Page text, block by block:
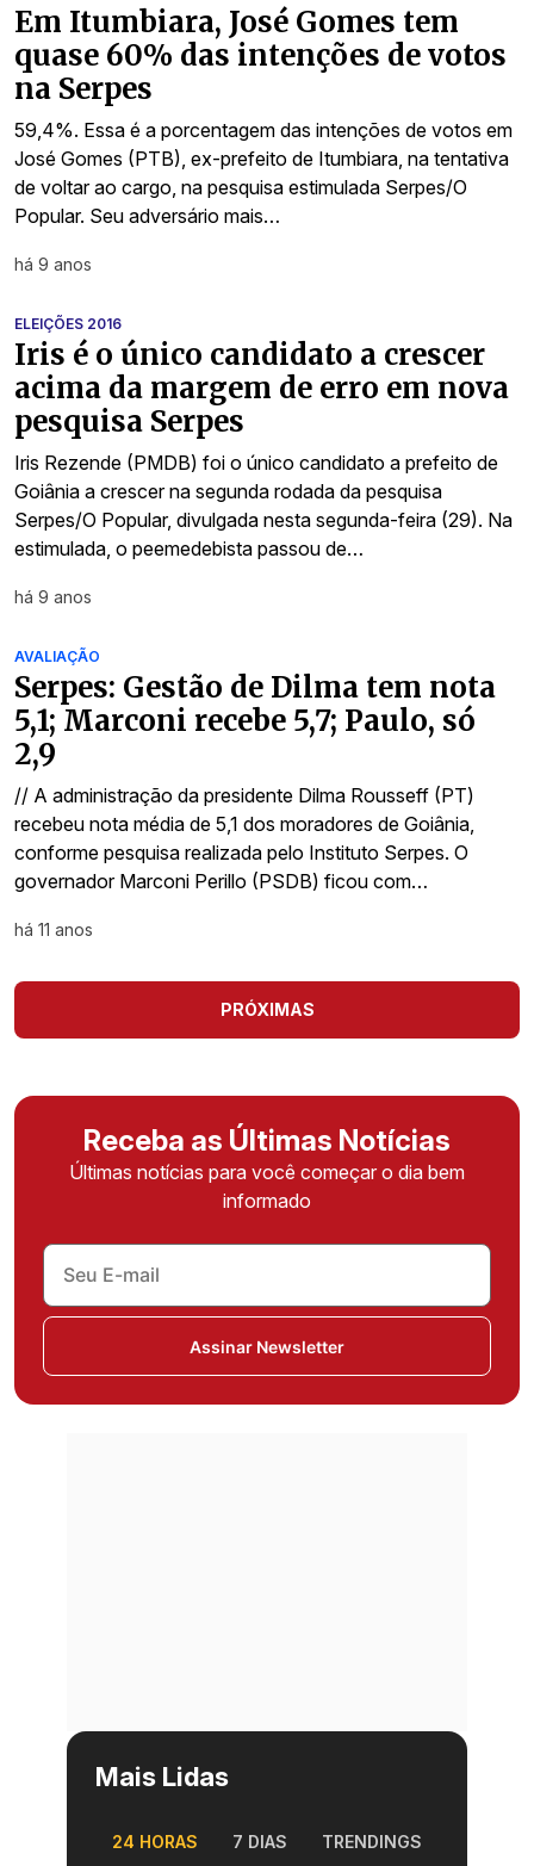
Em Itumbiara, José Gomes tem
quase 60% das intenções de votos
na Serpes
59,4%. Essa é a porcentagem das intenções de votos em
José Gomes (PTB), ex-prefeito de Itumbiara, na tentativa
de voltar ao cargo, na pesquisa estimulada Serpes/O
Popular. Seu adversário mais…
há 9 anos
ELEIÇÕES 2016
Iris é o único candidato a crescer
acima da margem de erro em nova
pesquisa Serpes
Iris Rezende (PMDB) foi o único candidato a prefeito de
Goiânia a crescer na segunda rodada da pesquisa
Serpes/O Popular, divulgada nesta segunda-feira (29). Na
estimulada, o peemedebista passou de…
há 9 anos
AVALIAÇÃO
Serpes: Gestão de Dilma tem nota
5,1; Marconi recebe 5,7; Paulo, só
2,9
// A administração da presidente Dilma Rousseff (PT)
recebeu nota média de 5,1 dos moradores de Goiânia,
conforme pesquisa realizada pelo Instituto Serpes. O
governador Marconi Perillo (PSDB) ficou com…
há 11 anos
PRÓXIMAS
Receba as Últimas Notícias
Últimas notícias para você começar o dia bem
informado
Assinar Newsletter
Mais Lidas
24 HORAS 7 DIAS TRENDINGS